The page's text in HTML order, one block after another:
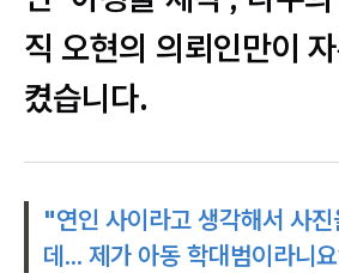
직 오현의 의뢰인만이
켰습니다.
"연인 사이라고 생각해서 사
데... 제가 아동 학대범이라니